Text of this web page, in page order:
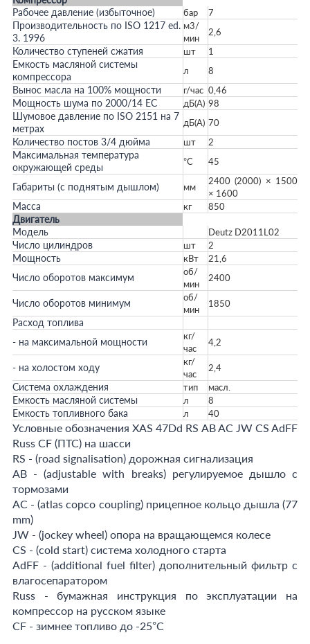
Рабочее давление (избыточное)
бар 7
Производительность по ISO 1217 ed.
3. 1996
м3/
мин
2,6
Количество ступеней сжатия шт 1
Емкость масляной системы
компрессора
л 8
Вынос масла на 100% мощности г/час 0,46
Мощность шума по 2000/14 ЕС дБ(А) 98
Шумовое давление по ISO 2151 на 7
метрах
дБ(А) 70
Количество постов 3/4 дюйма шт 2
Максимальная температура
окружающей среды
°С 45
Габариты (с поднятым дышлом) мм
2400 (2000) × 1500
× 1600
Масса кг 850
Двигатель
Модель
Deutz D2011L02
Число цилиндров шт 2
Мощность кВт 21,6
Число оборотов максимум
об/
мин
2400
Число оборотов минимум
об/
мин
1850
Расход топлива
- на максимальной мощности
кг/
час
4,2
- на холостом ходу
кг/
час
2,4
Система охлаждения тип масл.
Емкость масляной системы л 8
Емкость топливного бака л 40
Условные обозначения XAS 47Dd RS AB AC JW CS AdFF
Russ CF (ПТС) на шасси
RS - (road signalisation) дорожная сигнализация
AB - (adjustable with breaks) регулируемое дышло с
тормозами
AC - (atlas copco coupling) прицепное кольцо дышла (77
mm)
JW - (jockey wheel) опора на вращающемся колесе
CS - (cold start) система холодного старта
AdFF - (additional fuel filter) дополнительный фильтр с
влагосепаратором
Russ - бумажная инструкция по эксплуатации на
компрессор на русском языке
CF - зимнее топливо до -25°С